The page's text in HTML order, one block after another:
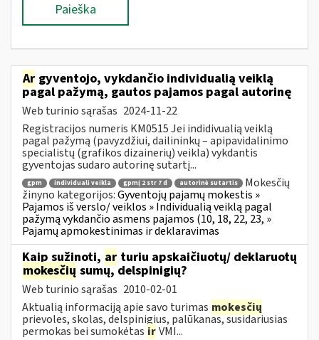
Paieška
Ar gyventojo, vykdančio individualią veiklą
pagal pažymą, gautos pajamos pagal autorinę
Web turinio sąrašas 2024-11-22
Registracijos numeris KM0515 Jei indidivualią veiklą
pagal pažymą (pavyzdžiui, dailininkų – apipavidalinimo
specialistų (grafikos dizainerių) veikla) vykdantis
gyventojas sudaro autorinę sutartį...
gpm individuali veikla gpmį 2 str 7 d autorinė sutartis
Mokesčių
žinyno kategorijos:Gyventojų pajamų mokestis »
Pajamos iš verslo/ veiklos » Individualią veiklą pagal
pažymą vykdančio asmens pajamos (10, 18, 22, 23, »
Pajamų apmokestinimas ir deklaravimas
Kaip sužinoti, ar turiu apskaičiuotų/ deklaruotų
mokesčių sumų, delspinigių?
Web turinio sąrašas 2010-02-01
Aktualią informaciją apie savo turimas mokesčių
prievoles, skolas, delspinigius, palūkanas, susidariusias
permokas bei sumokėtas irVMI...